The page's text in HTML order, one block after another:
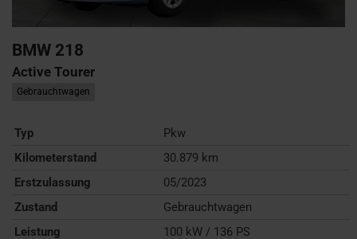
BMW 218
Active Tourer
Gebrauchtwagen
Typ
Pkw
Kilometerstand
30.879 km
Erstzulassung
05/2023
Zustand
Gebrauchtwagen
Leistung
100 kW / 136 PS